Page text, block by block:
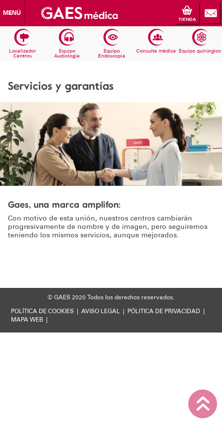
MENÚ
TIENDA
Localizador
Centros
Equipo
Audiologia
Equipo
Endoscopia
Consulta médica Equipo quirúrgico
Servicios y garantías
Gaes, una marca amplifon:
Con motivo de esta unión, nuestros centros cambiarán
progresivamente de nombre y de imagen, pero seguiremos
teniendo los mismos servicios, aunque mejorados.
© GAES 2020 Todos los derechos reservados.
POLÍTICA DE COOKIES
AVISO LEGAL PÓLITICA DE PRIVACIDAD
MAPA WEB